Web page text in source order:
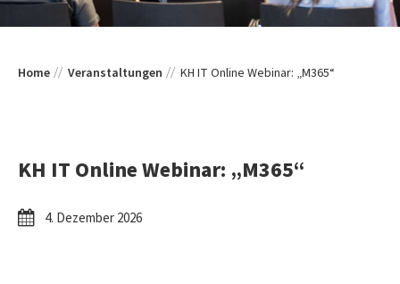
Home Veranstaltungen KH IT Online Webinar: „M365“
KH IT Online Webinar: „M365“
4. Dezember 2026